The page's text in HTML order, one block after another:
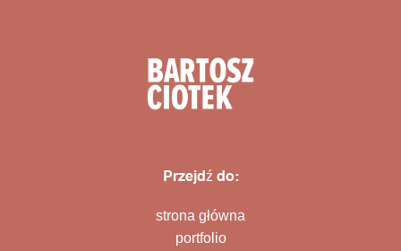
Przejdź do:
strona główna
portfolio